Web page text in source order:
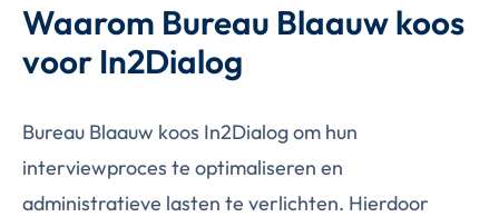
Waarom Bureau Blaauw koos
voor In2Dialog
Bureau Blaauw koos In2Dialog om hun
interviewproces te optimaliseren en
administratieve lasten te verlichten. Hierdoor